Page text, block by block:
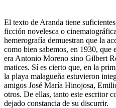
El texto de Aranda tiene
ficción novelesca o
hemerografía demuestran que la
como bien sabemos, en 1930, que
era Antonio Moreno sino Gilbert
matices. Sí es cierto que, en la
la playa malagueña estuvieron
amigos José María Hinojosa,
otros. De ellas, tanto este escritor
dejado constancia de su discurrir.